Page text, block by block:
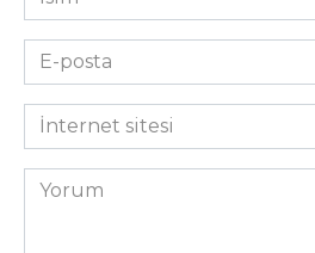
*
E-
posta
*İnternet
sitesi
Yorum